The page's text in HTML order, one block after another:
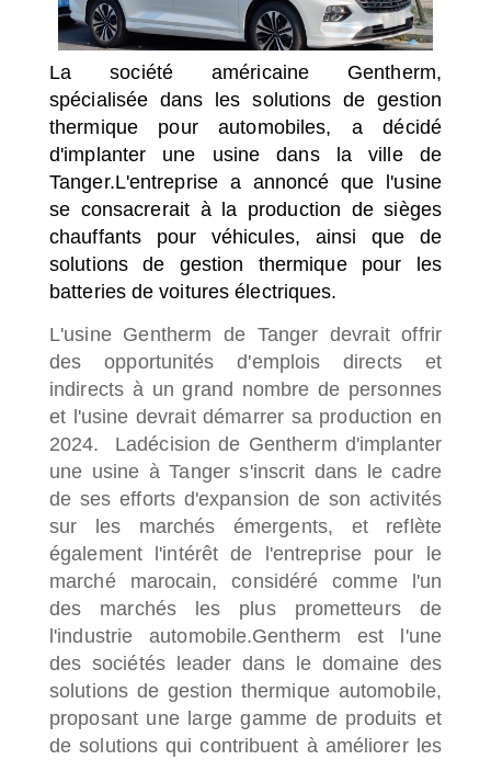
La société américaine Gentherm,
spécialisée dans les solutions de gestion
thermique pour automobiles, a décidé
d'implanter une usine dans la ville de
Tanger.L'entreprise a annoncé que l'usine
se consacrerait à la production de sièges
chauffants pour véhicules, ainsi que de
solutions de gestion thermique pour les
batteries de voitures électriques.
L'usine Gentherm de Tanger devrait offrir
des opportunités d'emplois directs et
indirects à un grand nombre de personnes
et l'usine devrait démarrer sa production en
2024.
Ladécision de Gentherm d'implanter
une usine à Tanger s'inscrit dans le cadre
de ses efforts d'expansion de son activités
sur les marchés émergents, et reflète
également l'intérêt de l'entreprise pour le
marché marocain, considéré comme l'un
des marchés les plus prometteurs de
l'industrie automobile.Gentherm est l'une
des sociétés leader dans le domaine des
solutions de gestion thermique automobile,
proposant une large gamme de produits et
de solutions qui contribuent à améliorer les